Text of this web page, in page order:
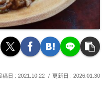
2021.10.22 2026.01.30